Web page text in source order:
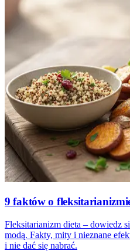
9 faktów o
Fleksitarianizm dieta – dowiedz
modą. Fakty, mity i nieznane
i nie dać się nabrać.